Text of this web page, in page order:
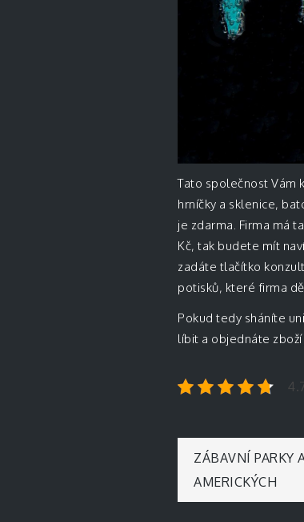
Tato společnost Vám
hrníčky a sklenice,
je zdarma. Firma má
Kč, tak budete mít
zadáte tlačítko
potisků, které firma
Pokud tedy sháníte
líbit a objednáte
pro
ZÁBAVNÍ PARKY
AMERICKÝCH